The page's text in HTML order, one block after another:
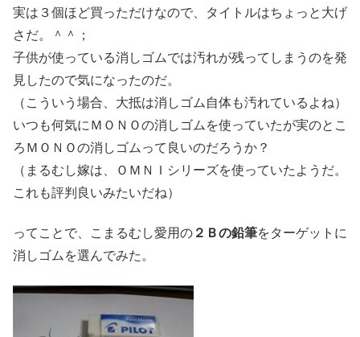
実は３個ほど買っただけなので、タイトルはちょっと大げ
さだ。＾＾；
子供が使っている消しゴムでは汚れが残ってしまうのを発
見したので気になったのだ。
（こういう場合、大抵は消しゴム自体も汚れているよね）
いつも何気にＭＯＮＯの消しゴムを使っていたが実のとこ
ろＭＯＮＯの消しゴムって良いのだろうか？
（まるむし嫁は、ＯＭＮＩシリーズを使っていたようだ。
これも評判良いみたいだね）
ってことで、こまるむし愛用の ２Ｂの鉛筆をターゲットに
消しゴムを選んでみた。